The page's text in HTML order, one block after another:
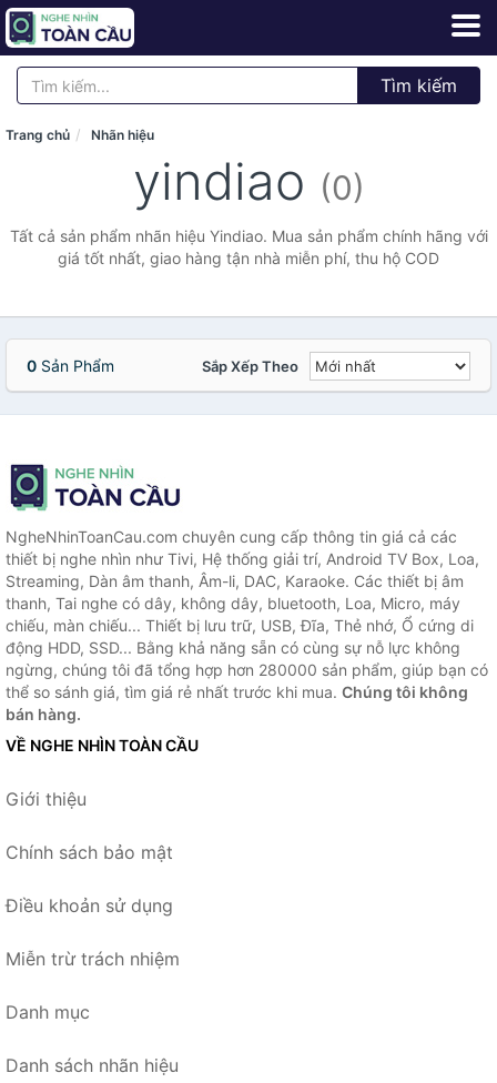
Tìm kiếm
Trang chủ Nhãn hiệu
yindiao (0)
Tất cả sản phẩm nhãn hiệu Yindiao. Mua sản phẩm chính hãng với
giá tốt nhất, giao hàng tận nhà miễn phí, thu hộ COD
0 Sản Phẩm Sắp Xếp Theo
NgheNhinToanCau.com chuyên cung cấp thông tin giá cả các
thiết bị nghe nhìn như Tivi, Hệ thống giải trí, Android TV Box, Loa,
Streaming, Dàn âm thanh, Âm-li, DAC, Karaoke. Các thiết bị âm
thanh, Tai nghe có dây, không dây, bluetooth, Loa, Micro, máy
chiếu, màn chiếu... Thiết bị lưu trữ, USB, Đĩa, Thẻ nhớ, Ổ cứng di
động HDD, SSD... Bằng khả năng sẵn có cùng sự nỗ lực không
ngừng, chúng tôi đã tổng hợp hơn 280000 sản phẩm, giúp bạn có
thể so sánh giá, tìm giá rẻ nhất trước khi mua. Chúng tôi không
bán hàng.
VỀ NGHE NHÌN TOÀN CẦU
Giới thiệu
Chính sách bảo mật
Điều khoản sử dụng
Miễn trừ trách nhiệm
Danh mục
Danh sách nhãn hiệu